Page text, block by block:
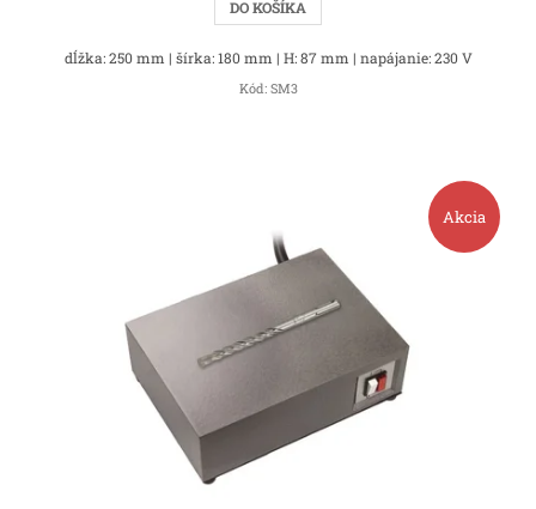
DO KOŠÍKA
dĺžka: 250 mm | šírka: 180 mm | H: 87 mm | napájanie: 230 V
Kód: SM3
Akcia